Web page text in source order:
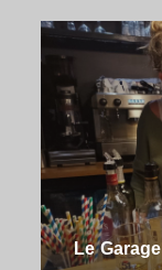
Le Garage